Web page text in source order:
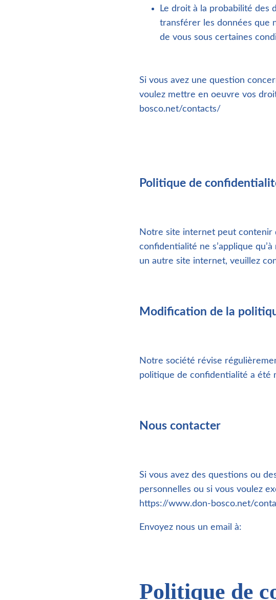
Le droit à la probabilité des
transférer les données que
de vous sous certaines
Si vous avez une question
voulez mettre en oeuvre vos
bosco.net/contacts/
Politique de
Notre site internet peut contenir
confidentialité ne s’applique
un autre site internet, veuillez
Modification de la
Notre société révise
politique de confidentialité a été
Nous contacter
Si vous avez des questions ou
personnelles ou si vous voulez
https://www.don-bosco.net/
Envoyez nous un email à:
Politique de